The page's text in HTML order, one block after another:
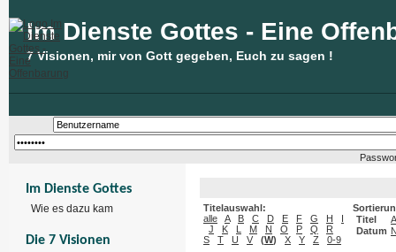
Im Dienste Gottes - Eine
7 Visionen, mir von Gott gegeben, Euch zu sagen !
Im Dienste Gottes
Wie es dazu kam
Die 7 Visionen
Titelauswahl:
alle
A B C D E F G H
I
J
K L M N O P Q
R
S
T U V (W) X Y Z 0-9
Titel
Datum